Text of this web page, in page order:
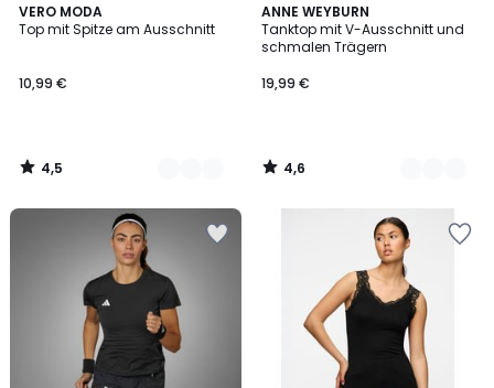
VERO MODA
Top mit Spitze am Ausschnitt
10,99 €
4,5
/ 5
2
Farben
4,5
/
ANNE WEYBURN
Tanktop mit V-Ausschnitt und
schmalen Trägern
19,99 €
4,6
/ 5
2
Farben
4,6
/